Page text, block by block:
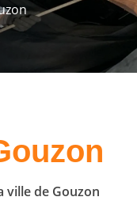
ville de Gouzon